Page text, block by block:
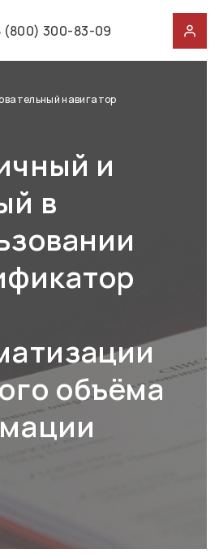
(800) 300-83-09
навигатор
и
в
объёма